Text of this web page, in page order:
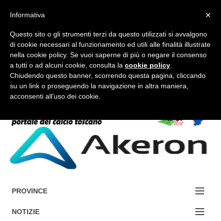
FORUM-ACCEDI
Accedi / Registrati
PROVINCE
EDIZIONE:
NOTIZIE
×
Informativa
Questo sito o gli strumenti terzi da questo utilizzati si avvalgono
di cookie necessari al funzionamento ed utili alle finalità illustrate
nella cookie policy. Se vuoi saperne di più o negare il consenso
a tutti o ad alcuni cookie, consulta la cookie policy
Chiudendo questo banner, scorrendo questa pagina, cliccando
su un link o proseguendo la navigazione in altra maniera,
acconsenti all’uso dei cookie.